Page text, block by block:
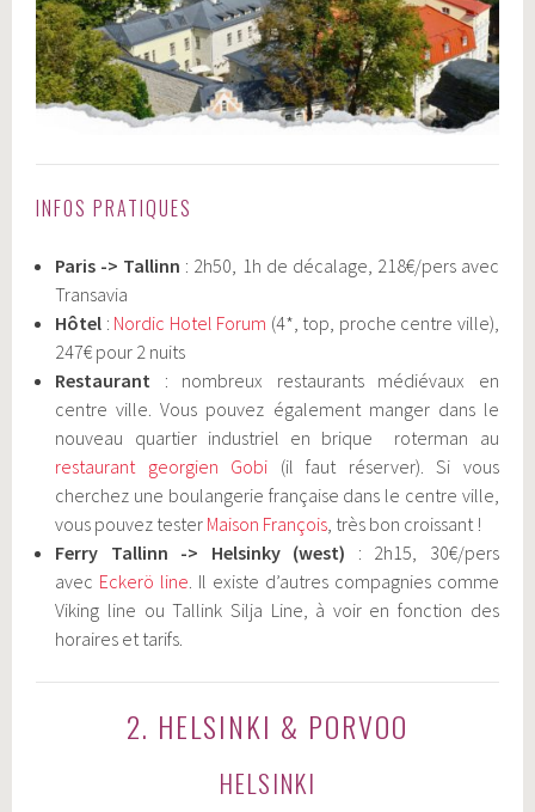
INFOS PRATIQUES
Paris -> Tallinn : 2h50, 1h de décalage, 218€/pers avec
Transavia
Hôtel : Nordic Hotel Forum (4*, top, proche centre ville),
247€ pour 2 nuits
Restaurant : nombreux restaurants médiévaux en
centre ville. Vous pouvez également manger dans le
nouveau quartier industriel en brique roterman au
restaurant georgien Gobi (il faut réserver). Si vous
cherchez une boulangerie française dans le centre ville,
vous pouvez tester Maison François , très bon croissant !
Ferry Tallinn -> Helsinky (west) : 2h15, 30€/pers
avec Eckerö line . Il existe d’autres compagnies comme
Viking line ou Tallink Silja Line, à voir en fonction des
horaires et tarifs.
2. HELSINKI & PORVOO
HELSINKI